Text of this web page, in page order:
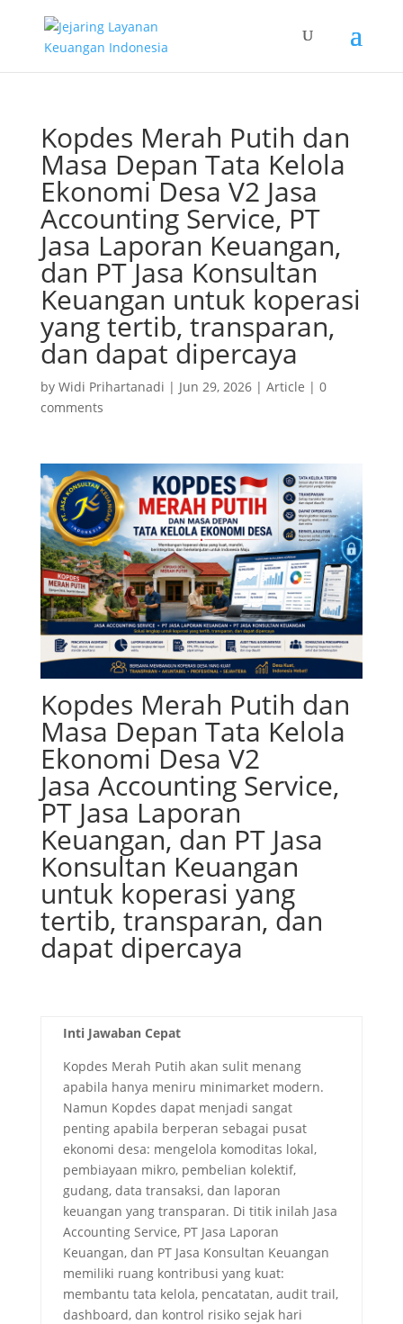
Kopdes Merah Putih dan
Masa Depan Tata Kelola
Ekonomi Desa V2 Jasa
Accounting Service, PT
Jasa Laporan Keuangan,
dan PT Jasa Konsultan
Keuangan untuk koperasi
yang tertib, transparan,
dan dapat dipercaya
by Widi Prihartanadi | Jun 29, 2026| Article | 0
comments
Kopdes Merah Putih dan
Masa Depan Tata Kelola
Ekonomi Desa V2
Jasa Accounting Service,
PT Jasa Laporan
Keuangan, dan PT Jasa
Konsultan Keuangan
untuk koperasi yang
tertib, transparan, dan
dapat dipercaya
Inti Jawaban Cepat
Kopdes Merah Putih akan sulit menang
apabila hanya meniru minimarket modern.
Namun Kopdes dapat menjadi sangat
penting apabila berperan sebagai pusat
ekonomi desa: mengelola komoditas lokal,
pembiayaan mikro, pembelian kolektif,
gudang, data transaksi, dan laporan
keuangan yang transparan. Di titik inilah Jasa
Accounting Service, PT Jasa Laporan
Keuangan, dan PT Jasa Konsultan Keuangan
memiliki ruang kontribusi yang kuat:
membantu tata kelola, pencatatan, audit trail,
dashboard, dan kontrol risiko sejak hari